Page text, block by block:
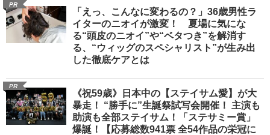
PR
「えっ、こんなに変わるの？」36歳男性ラ
イターのニオイが激変！ 夏場に気にな
る“頭皮のニオイ”や“ベタつき”を解消す
る、“ウィッグのスペシャリスト”が生み出
した徹底ケアとは
PR
《祝59歳》日本中の【ステイサム愛】が大
暴走！ “勝手に”生誕祭試写会開催！ 主演も
助演も全部ステイサム！「ステサミー賞」
爆誕！【応募総数941票 全54作品の栄冠に